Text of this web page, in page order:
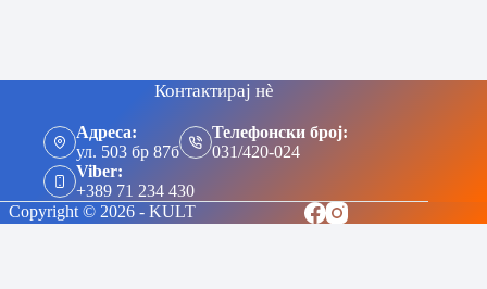
Контактирај нè
Адреса:
ул. 503 бр 87б
Телефонски број:
031/420-024
Viber:
+389 71 234 430
Copyright © 2026 - KULT